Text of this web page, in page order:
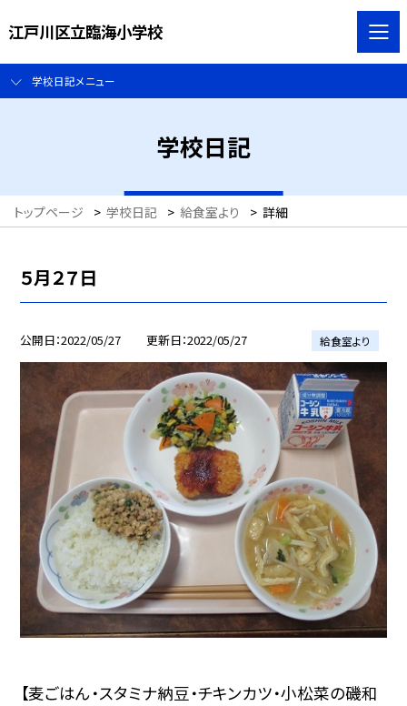
江戸川区立臨海小学校
学校日記メニュー
学校日記
トップページ > 学校日記 > 給食室より > 詳細
５月２７日
公開日 2022/05/27 更新日 2022/05/27 給食室より
【麦ごはん・スタミナ納豆・チキンカツ・小松菜の磯和